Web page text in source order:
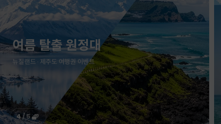
스
토
어여름 탈출 원정대
뉴질랜드 · 제주도 여행권 이벤트
4/5